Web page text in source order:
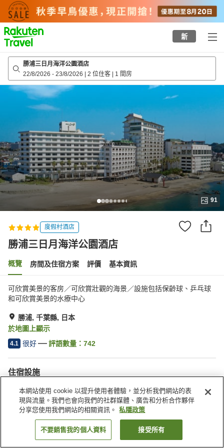
to
top
page
新
勝浦三日月海洋公園酒店
22/8/2026 - 23/8/2026 | 2 位住客 | 1 間房
91
度假村酒店
勝浦三日月海洋公園酒店
概覽 房間及住宿方案 評價 基本資訊
可欣賞美景的客房／可欣賞壯觀的海景／設施包括保齡球、乒乓球
和可欣賞美景的水療中心
勝浦, 千葉縣, 日本
於地圖上顯示
4.1 很好 評語數量： 742
住宿設施
停車場
按摩浴缸
岩盤浴
桑拿
找客房
本網站使用 cookie 以提升使用者體驗，並分析我們網站的表
現與流量。我們也會向我們的社群媒體、廣告和分析合作夥伴
分享您使用我們網站的相關資訊。
私隱政策
不要銷售我的個人資料 接受所有